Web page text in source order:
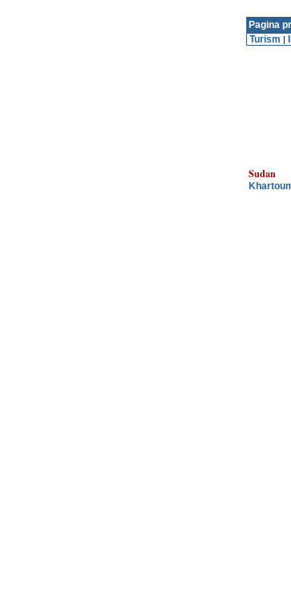
Pagina
Turism |
Sudan